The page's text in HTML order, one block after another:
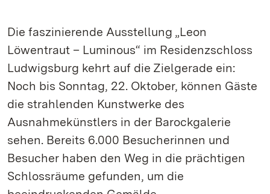
Die faszinierende Ausstellung „Leon
Löwentraut – Luminous“ im Residenzschloss
Ludwigsburg kehrt auf die Zielgerade ein:
Noch bis Sonntag, 22. Oktober, können Gäste
die strahlenden Kunstwerke des
Ausnahmekünstlers in der Barockgalerie
sehen. Bereits 6.000 Besucherinnen und
Besucher haben den Weg in die prächtigen
Schlossräume gefunden, um die